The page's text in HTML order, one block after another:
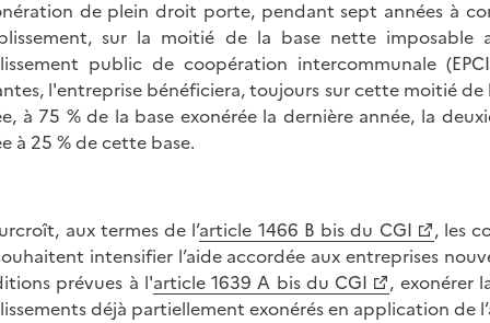
de plein droit porte, pendant sept années à
sur la moitié de la base nette
public de coopération intercommunale
l'entreprise bénéficiera, toujours sur cette moitié
à 75 %de la base exonérée la dernière année, la
à 25 %de cette base.
aux termes de l’article 1466 B bis du CGI
, les
intensifier l’aide accordée aux entreprises
prévues à l'article 1639 A bis du CGI
, exonérer
déjà partiellement exonérés en application de